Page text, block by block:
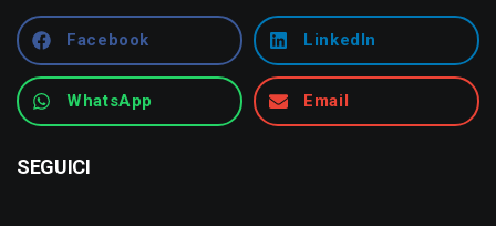
Facebook LinkedIn
WhatsApp Email
SEGUICI